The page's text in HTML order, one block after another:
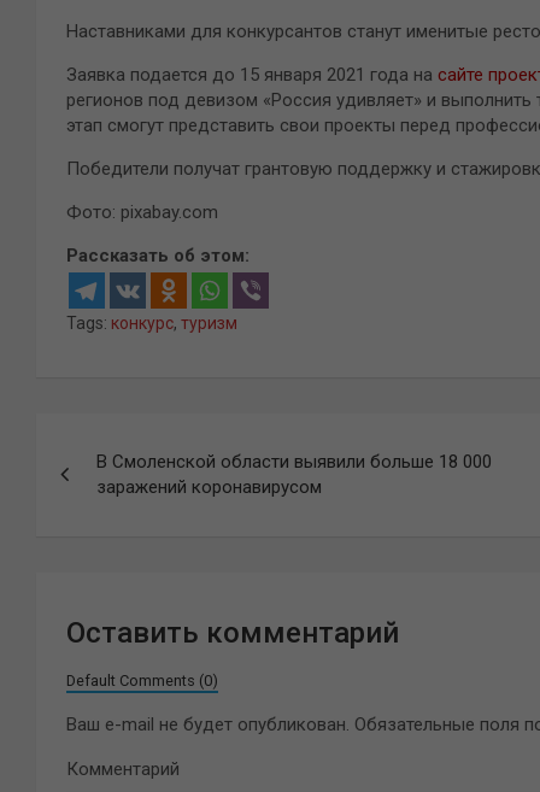
Наставниками для конкурсантов станут именитые
Заявка подается до 15 января 2021 года на сайте
регионов под девизом «Россия удивляет» и
этап смогут представить свои проекты перед
Победители получат грантовую поддержку и
Фото: pixabay.com
Рассказать об этом:
Tags: конкурс, туризм
по
В Смоленской области выявили больше 18 000
заражений коронавирусом
Оставить комментарий
Default Comments (0)
Ваш e-mail не будет опубликован. Обязательные поля
Комментарий